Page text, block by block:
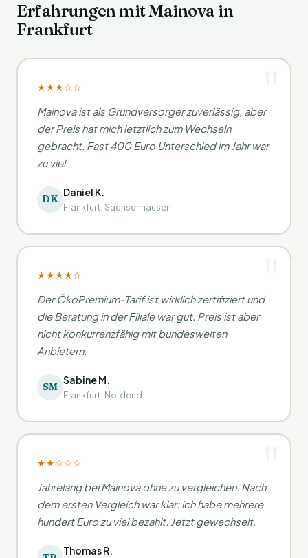
Erfahrungen mit Mainova in
Frankfurt
★★★☆☆
Mainova ist als Grundversorger zuverlässig, aber
der Preis hat mich letztlich zum Wechseln
gebracht. Fast 400 Euro Unterschied im Jahr war
zu viel.
DK
Daniel K.
Frankfurt-Sachsenhausen
★★★★☆
Der ÖkoPremium-Tarif ist wirklich zertifiziert und
die Beratung in der Filiale war gut. Preis ist aber
nicht konkurrenzfähig mit bundesweiten
Anbietern.
SM
Sabine M.
Frankfurt-Nordend
★★☆☆☆
Jahrelang bei Mainova ohne zu vergleichen. Nach
dem ersten Vergleich war klar: ich habe mehrere
hundert Euro zu viel bezahlt. Jetzt gewechselt.
Thomas R.